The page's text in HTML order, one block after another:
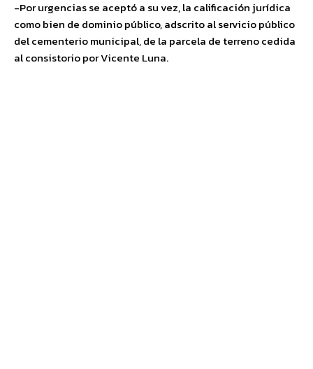
-Por urgencias se aceptó a su vez, la calificación jurídica
como bien de dominio público, adscrito al servicio público
del cementerio municipal, de la parcela de terreno cedida
al consistorio por Vicente Luna.